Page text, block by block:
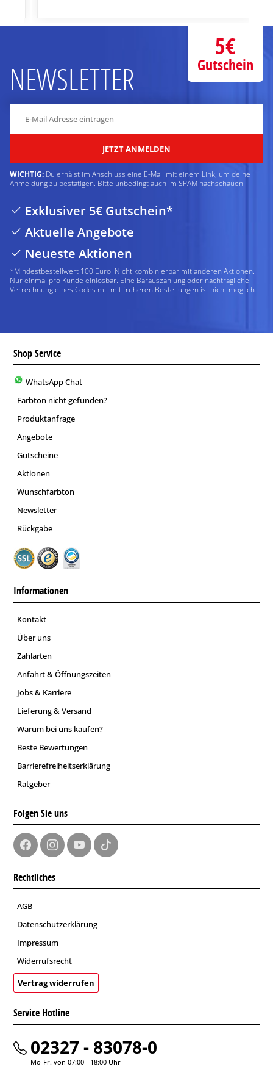
NEWSLETTER
JETZT ANMELDEN
WICHTIG: Du erhälst im Anschluss eine E-Mail mit einem Link, um deine
Anmeldung zu bestätigen. Bitte unbedingt auch im SPAM nachschauen
Exklusiver 5€ Gutschein*
Aktuelle Angebote
Neueste Aktionen
*Mindestbestellwert 100 Euro. Nicht kombinierbar mit anderen Aktionen.
Nur einmal pro Kunde einlösbar. Eine Barauszahlung oder nachträgliche
Verrechnung eines Codes mit mit früheren Bestellungen ist nicht möglich.
5€
Gutschein
Shop Service
WhatsApp Chat
Farbton nicht gefunden?
Produktanfrage
Angebote
Gutscheine
Aktionen
Wunschfarbton
Newsletter
Rückgabe
Informationen
Kontakt
Über uns
Zahlarten
Anfahrt & Öffnungszeiten
Jobs & Karriere
Lieferung & Versand
Warum bei uns kaufen?
Beste Bewertungen
Barrierefreiheitserklärung
Ratgeber
Folgen Sie uns
Rechtliches
AGB
Datenschutzerklärung
Impressum
Widerrufsrecht
Vertrag widerrufen
Service Hotline
02327 - 83078-0
Mo-Fr. von 07:00 - 18:00 Uhr